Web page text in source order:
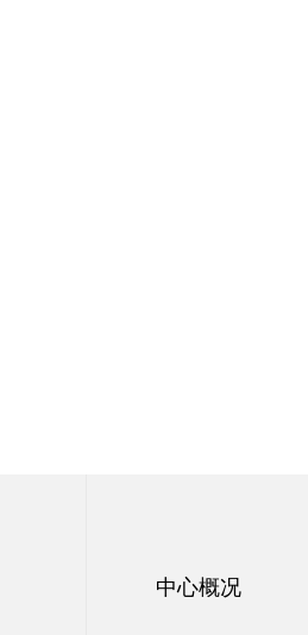
中心概况